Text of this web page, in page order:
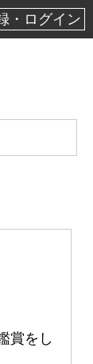
・ログイン
賞をし